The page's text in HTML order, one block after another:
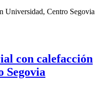
con calefacción
Segovia